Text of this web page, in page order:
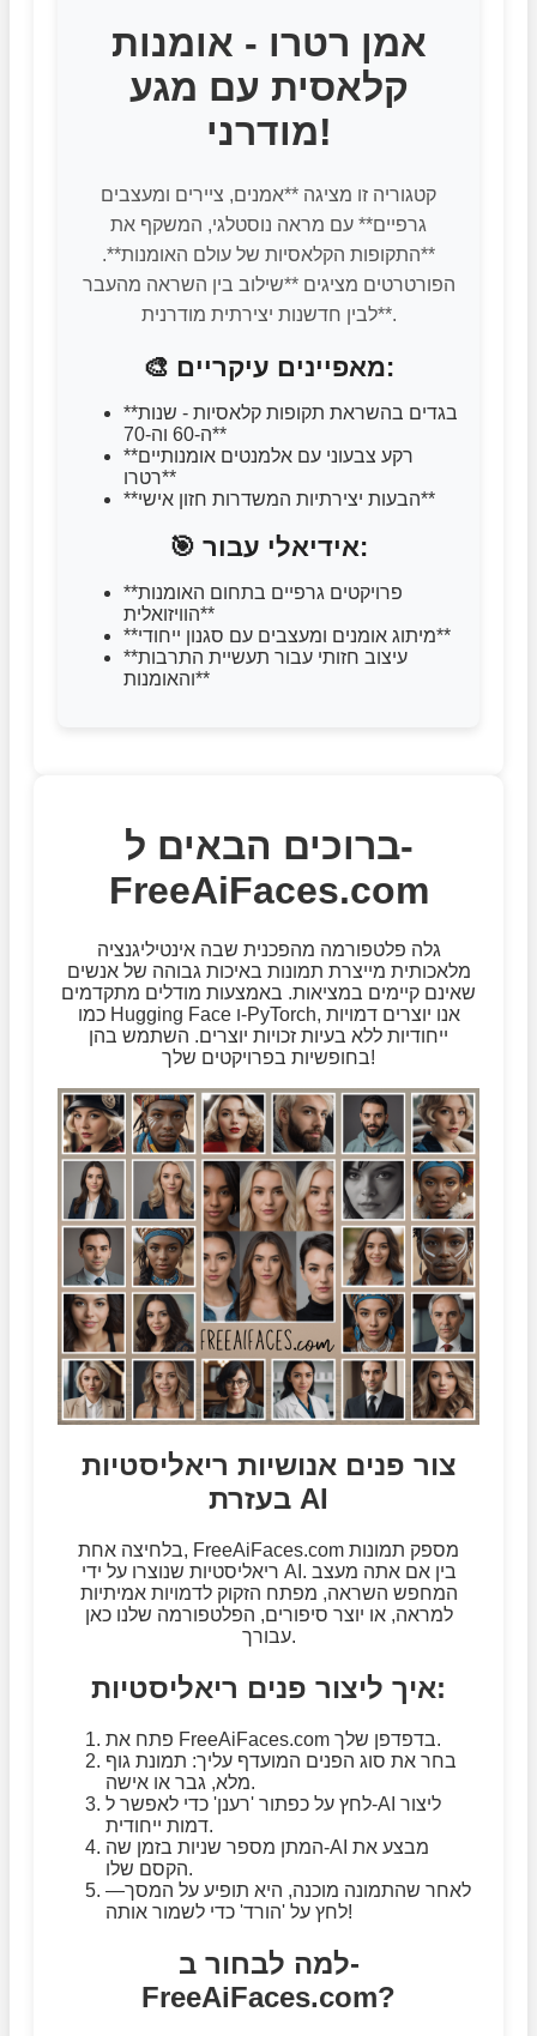
אמן רטרו - אומנות
קלאסית עם מגע
מודרני!
קטגוריה זו מציגה **אמנים, ציירים ומעצבים
גרפיים** עם מראה נוסטלגי, המשקף את
**התקופות הקלאסיות של עולם האומנות**.
הפורטרטים מציגים **שילוב בין השראה מהעבר
לבין חדשנות יצירתית מודרנית**.
🎨 מאפיינים עיקריים:
**בגדים בהשראת תקופות קלאסיות - שנות
ה-60 וה-70**
**רקע צבעוני עם אלמנטים אומנותיים
רטרו**
**הבעות יצירתיות המשדרות חזון אישי**
🎯 אידיאלי עבור:
**פרויקטים גרפיים בתחום האומנות
הוויזואלית**
**מיתוג אומנים ומעצבים עם סגנון ייחודי**
**עיצוב חזותי עבור תעשיית התרבות
והאומנות**
ברוכים הבאים ל-
FreeAiFaces.com
גלה פלטפורמה מהפכנית שבה אינטיליגנציה
מלאכותית מייצרת תמונות באיכות גבוהה של אנשים
שאינם קיימים במציאות. באמצעות מודלים מתקדמים
כמו Hugging Face ו-PyTorch, אנו יוצרים דמויות
ייחודיות ללא בעיות זכויות יוצרים. השתמש בהן
בחופשיות בפרויקטים שלך!
צור פנים אנושיות ריאליסטיות
בעזרת AI
בלחיצה אחת, FreeAiFaces.com מספק תמונות
ריאליסטיות שנוצרו על ידי AI. בין אם אתה מעצב
המחפש השראה, מפתח הזקוק לדמויות אמיתיות
למראה, או יוצר סיפורים, הפלטפורמה שלנו כאן
עבורך.
איך ליצור פנים ריאליסטיות:
פתח את FreeAiFaces.com בדפדפן שלך.
בחר את סוג הפנים המועדף עליך: תמונת גוף
מלא, גבר או אישה.
לחץ על כפתור 'רענן' כדי לאפשר ל-AI ליצור
דמות ייחודית.
המתן מספר שניות בזמן שה-AI מבצע את
הקסם שלו.
לאחר שהתמונה מוכנה, היא תופיע על המסך—
לחץ על 'הורד' כדי לשמור אותה!
למה לבחור ב-
FreeAiFaces.com?